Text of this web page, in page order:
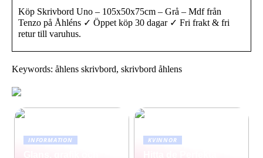
Köp Skrivbord Uno – 105x50x75cm – Grå – Mdf från
Tenzo på Åhléns ✓ Öppet köp 30 dagar ✓ Fri frakt & fri
retur till varuhus.
Keywords: åhlens skrivbord, skrivbord åhlens
INFORMATION KVINNOR